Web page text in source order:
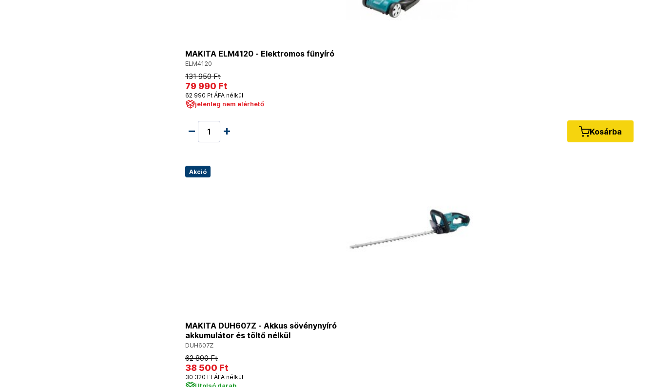
MAKITA ELM4120 - Elektromos fűnyíró
ELM4120
131 950 Ft
79 990 Ft
62 990 Ft ÁFA nélkül
jelenleg nem elérhető
Kosárba
Akció
MAKITA DUH607Z - Akkus sövénynyíró
akkumulátor és töltő nélkül
DUH607Z
62 890 Ft
38 500 Ft
30 320 Ft ÁFA nélkül